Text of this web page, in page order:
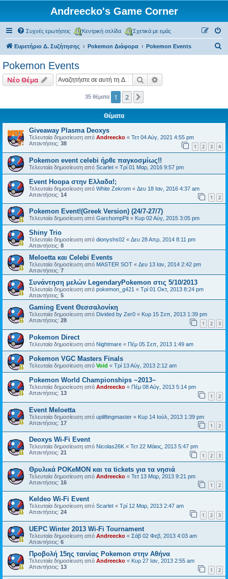
Andreecko's Game Corner
Συχνές ερωτήσεις Κεντρική σελίδα Σχετικά με εμάς
Ευρετήριο Δ. Συζήτησης Pokemon Διάφορα Pokemon Events
η
Pokemon Events
Νέο Θέμα Αναζήτηση
35 θέματα 1 2
Θέματα
Giveaway Plasma Deoxys
Τελευταία δημοσίευση από Andreecko « Τετ 04 Αύγ, 2021 4:55 pm
Απαντήσεις: 38 1 2 3 4
Pokemon event celebi ήρθε παγκοσμίως!!
Τελευταία δημοσίευση από Scarlet « Τρί 01 Μαρ, 2016 9:57 pm
Event Hoopa στην Ελλαδα!;
Τελευταία δημοσίευση από White Zekrom « Δευ 18 Ιαν, 2016 4:37 am
Απαντήσεις: 14 1 2
Pokemon Event!(Greek Version) (24/7-27/7)
Τελευταία δημοσίευση από GarchompPit « Κυρ 02 Αύγ, 2015 3:05 pm
Shiny Trio
Τελευταία δημοσίευση από dionyshs02 « Δευ 28 Απρ, 2014 8:11 pm
Απαντήσεις: 8
Meloetta και Celebi Events
Τελευταία δημοσίευση από MASTER SOT « Δευ 13 Ιαν, 2014 2:42 pm
Απαντήσεις: 7
Συνάντηση μελών LegendaryPokemon στις 5/10/2013
Τελευταία δημοσίευση από pokemon_g421 « Τρί 01 Οκτ, 2013 8:24 pm
Απαντήσεις: 5
Gaming Event Θεσσαλονίκη
Τελευταία δημοσίευση από Divided by Zer0 « Κυρ 15 Σεπ, 2013 1:39 pm
Απαντήσεις: 28 1 2 3
Pokemon Direct
Τελευταία δημοσίευση από Nightmare « Πέμ 05 Σεπ, 2013 1:49 am
Pokemon VGC Masters Finals
Τελευταία δημοσίευση από Void « Τρί 13 Αύγ, 2013 2:12 am
Pokemon World Championships ~2013~
Τελευταία δημοσίευση από Andreecko « Πέμ 08 Αύγ, 2013 5:14 pm
Απαντήσεις: 13 1 2
Event Meloetta
Τελευταία δημοσίευση από upliftingmaster « Κυρ 14 Ιούλ, 2013 1:39 pm
Απαντήσεις: 17 1 2
Deoxys Wi-Fi Event
Τελευταία δημοσίευση από Nicolas26K « Τετ 22 Μάιος, 2013 5:47 pm
Απαντήσεις: 21 1 2 3
Θρυλικά POKeMON και τα tickets για τα νησιά
Τελευταία δημοσίευση από Andreecko « Τετ 13 Μαρ, 2013 9:21 pm
Απαντήσεις: 16 1 2
Keldeo Wi-Fi Event
Τελευταία δημοσίευση από Scarlet « Τρί 12 Μαρ, 2013 2:47 am
Απαντήσεις: 24 1 2 3
UEPC Winter 2013 Wi-Fi Tournament
Τελευταία δημοσίευση από Andreecko « Σάβ 02 Φεβ, 2013 4:03 am
Απαντήσεις: 6
Προβολή 15ης ταινίας Pokemon στην Αθήνα
Τελευταία δημοσίευση από Andreecko « Κυρ 27 Ιαν, 2013 2:55 am
Απαντήσεις: 13 1 2